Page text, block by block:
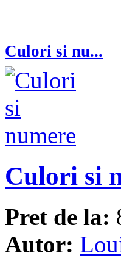
Culori si nu...
Culori si
Pret de la:
Autor: